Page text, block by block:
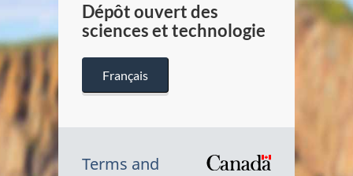
Dépôt ouvert des
sciences et technologie
Français
Terms and